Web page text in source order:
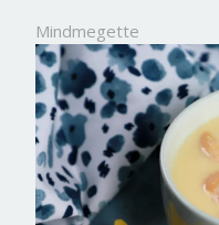
Mindmegette